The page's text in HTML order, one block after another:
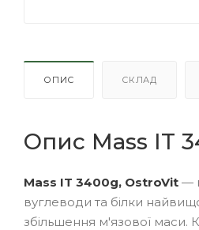
ОПИС СКЛАД
Опис Mass IT
Mass IT 3400g, OstroVit —
вуглеводи та білки
збільшення м'язової маси.